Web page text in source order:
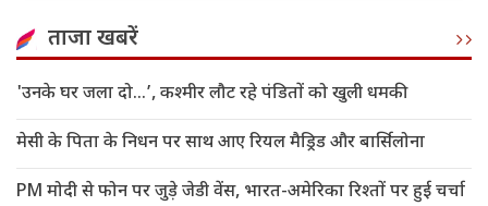
ताजा खबरें
'उनके घर जला दो…’, कश्मीर लौट रहे पंडितों को खुली धमकी
मेसी के पिता के निधन पर साथ आए रियल मैड्रिड और बार्सिलोना
PM मोदी से फोन पर जुड़े जेडी वेंस, भारत-अमेरिका रिश्तों पर हुई चर्चा